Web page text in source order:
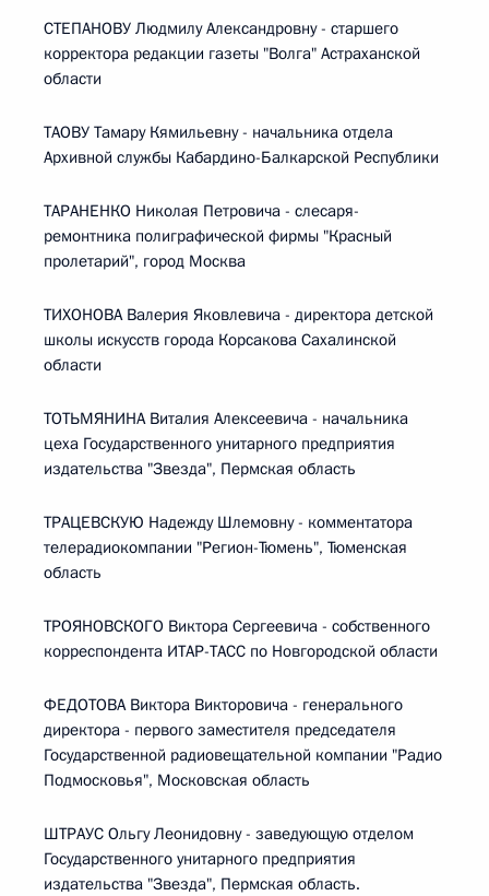
СТЕПАНОВУ Людмилу Александровну - старшего
корректора редакции газеты "Волга" Астраханской
области
ТАОВУ Тамару Кямильевну - начальника отдела
Архивной службы Кабардино-Балкарской Республики
ТАРАНЕНКО Николая Петровича - слесаря-
ремонтника полиграфической фирмы "Красный
пролетарий", город Москва
ТИХОНОВА Валерия Яковлевича - директора детской
школы искусств города Корсакова Сахалинской
области
ТОТЬМЯНИНА Виталия Алексеевича - начальника
цеха Государственного унитарного предприятия
издательства "Звезда", Пермская область
ТРАЦЕВСКУЮ Надежду Шлемовну - комментатора
телерадиокомпании "Регион-Тюмень", Тюменская
область
ТРОЯНОВСКОГО Виктора Сергеевича - собственного
корреспондента ИТАР-ТАСС по Новгородской области
ФЕДОТОВА Виктора Викторовича - генерального
директора - первого заместителя председателя
Государственной радиовещательной компании "Радио
Подмосковья", Московская область
ШТРАУС Ольгу Леонидовну - заведующую отделом
Государственного унитарного предприятия
издательства "Звезда", Пермская область.